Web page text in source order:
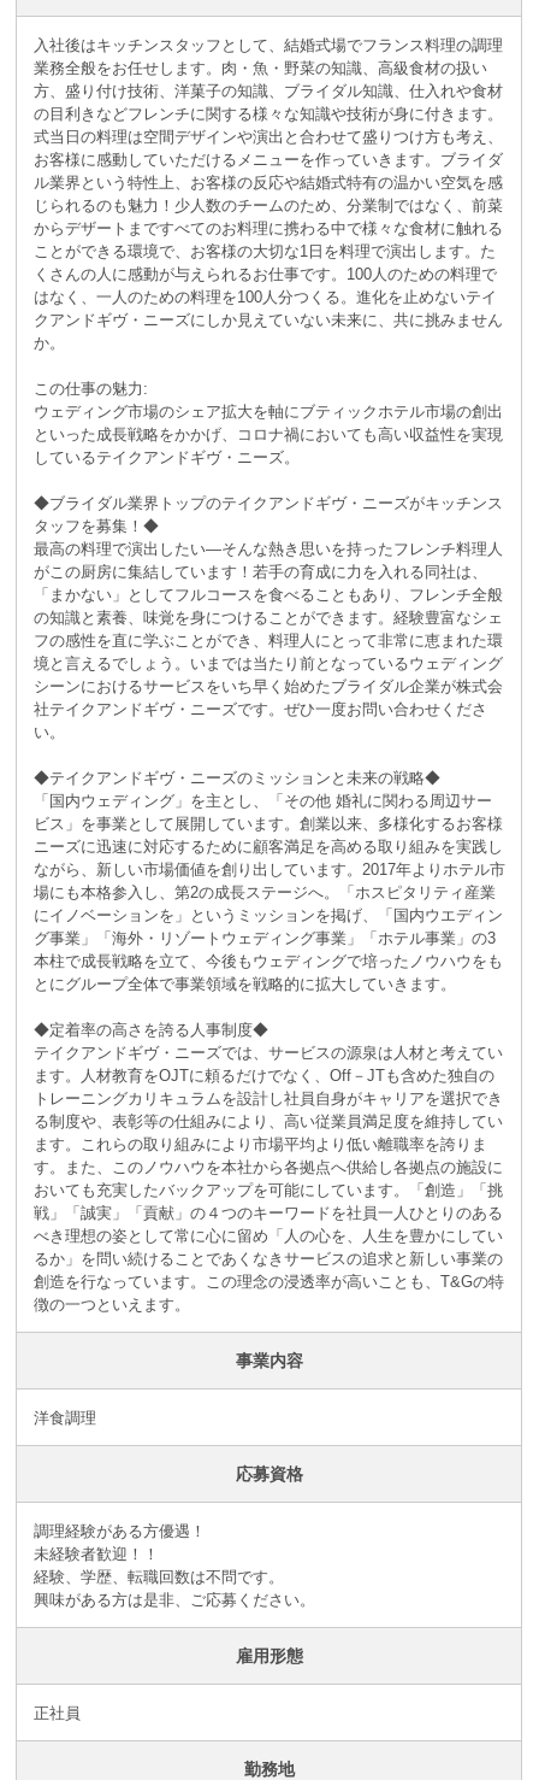
入社後はキッチンスタッフとして、結婚式場でフランス料理の調理
業務全般をお任せします。肉・魚・野菜の知識、高級食材の扱い
方、盛り付け技術、洋菓子の知識、ブライダル知識、仕入れや食材
の目利きなどフレンチに関する様々な知識や技術が身に付きます。
式当日の料理は空間デザインや演出と合わせて盛りつけ方も考え、
お客様に感動していただけるメニューを作っていきます。ブライダ
ル業界という特性上、お客様の反応や結婚式特有の温かい空気を感
じられるのも魅力！少人数のチームのため、分業制ではなく、前菜
からデザートまですべてのお料理に携わる中で様々な食材に触れる
ことができる環境で、お客様の大切な1日を料理で演出します。た
くさんの人に感動が与えられるお仕事です。100人のための料理で
はなく、一人のための料理を100人分つくる。進化を止めないテイ
クアンドギヴ・ニーズにしか見えていない未来に、共に挑みません
か。
この仕事の魅力:
ウェディング市場のシェア拡大を軸にブティックホテル市場の創出
といった成長戦略をかかげ、コロナ禍においても高い収益性を実現
しているテイクアンドギヴ・ニーズ。
◆ブライダル業界トップのテイクアンドギヴ・ニーズがキッチンス
タッフを募集！◆
最高の料理で演出したい―そんな熱き思いを持ったフレンチ料理人
がこの厨房に集結しています！若手の育成に力を入れる同社は、
「まかない」としてフルコースを食べることもあり、フレンチ全般
の知識と素養、味覚を身につけることができます。経験豊富なシェ
フの感性を直に学ぶことができ、料理人にとって非常に恵まれた環
境と言えるでしょう。いまでは当たり前となっているウェディング
シーンにおけるサービスをいち早く始めたブライダル企業が株式会
社テイクアンドギヴ・ニーズです。ぜひ一度お問い合わせくださ
い。
◆テイクアンドギヴ・ニーズのミッションと未来の戦略◆
「国内ウェディング」を主とし、「その他 婚礼に関わる周辺サー
ビス」を事業として展開しています。創業以来、多様化するお客様
ニーズに迅速に対応するために顧客満足を高める取り組みを実践し
ながら、新しい市場価値を創り出しています。2017年よりホテル市
場にも本格参入し、第2の成長ステージへ。「ホスピタリティ産業
にイノベーションを」というミッションを掲げ、「国内ウエディン
グ事業」「海外・リゾートウェディング事業」「ホテル事業」の3
本柱で成長戦略を立て、今後もウェディングで培ったノウハウをも
とにグループ全体で事業領域を戦略的に拡大していきます。
◆定着率の高さを誇る人事制度◆
テイクアンドギヴ・ニーズでは、サービスの源泉は人材と考えてい
ます。人材教育をOJTに頼るだけでなく、Off－JTも含めた独自の
トレーニングカリキュラムを設計し社員自身がキャリアを選択でき
る制度や、表彰等の仕組みにより、高い従業員満足度を維持してい
ます。これらの取り組みにより市場平均より低い離職率を誇りま
す。また、このノウハウを本社から各拠点へ供給し各拠点の施設に
おいても充実したバックアップを可能にしています。「創造」「挑
戦」「誠実」「貢献」の４つのキーワードを社員一人ひとりのある
べき理想の姿として常に心に留め「人の心を、人生を豊かにしてい
るか」を問い続けることであくなきサービスの追求と新しい事業の
創造を行なっています。この理念の浸透率が高いことも、T&Gの特
徴の一つといえます。
事業内容
洋食調理
応募資格
調理経験がある方優遇！
未経験者歓迎！！
経験、学歴、転職回数は不問です。
興味がある方は是非、ご応募ください。
雇用形態
正社員
勤務地